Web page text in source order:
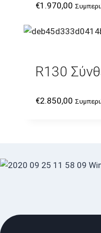
€1.970,00
R130
€2.850,00